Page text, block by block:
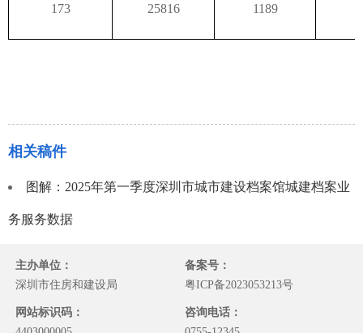
173 25816 1189
相关稿件
图解：2025年第一季度深圳市城市建设档案馆城建档案业
务服务数据
主办单位：
深圳市住房和建设局
备案号：
粤ICP备2023053213号
网站标识码：
咨询电话：